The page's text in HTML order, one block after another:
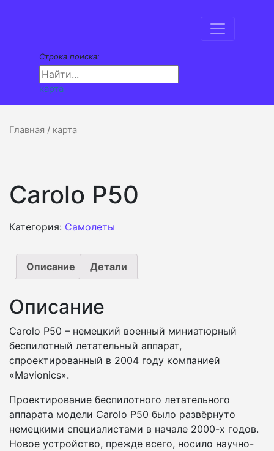
Строка поиска:
карта
Главная / карта
Carolo P50
Категория: Самолеты
Описание Детали
Описание
Carolo P50 – немецкий военный миниатюрный
беспилотный летательный аппарат,
спроектированный в 2004 году компанией
«Mavionics».
Проектирование беспилотного летательного
аппарата модели Carolo P50 было развёрнуто
немецкими специалистами в начале 2000-х годов.
Новое устройство, прежде всего, носило научно-